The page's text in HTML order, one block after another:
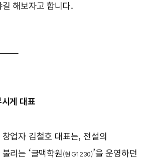
해보자고 합니다.
게 대표
업자 김철호 대표는, 전설의
리는 ‘글맥학원(현 G1230)’을 운영하던